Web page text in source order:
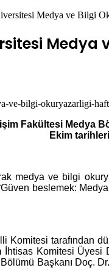
Medya ve Bilgi
Medya
ve-bilgi-okuryazarligi-
Fakültesi Medya
Ekim
medya ve bilgi
beslemek:
Komitesi tarafından
Komitesi Üyesi
Başkanı Doç.